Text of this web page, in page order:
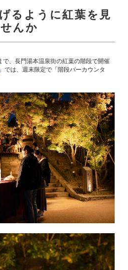
るように紅葉を見
んか
、長門湯本温泉街の紅葉の階段で開催
では、週末限定で「階段バーカウンタ